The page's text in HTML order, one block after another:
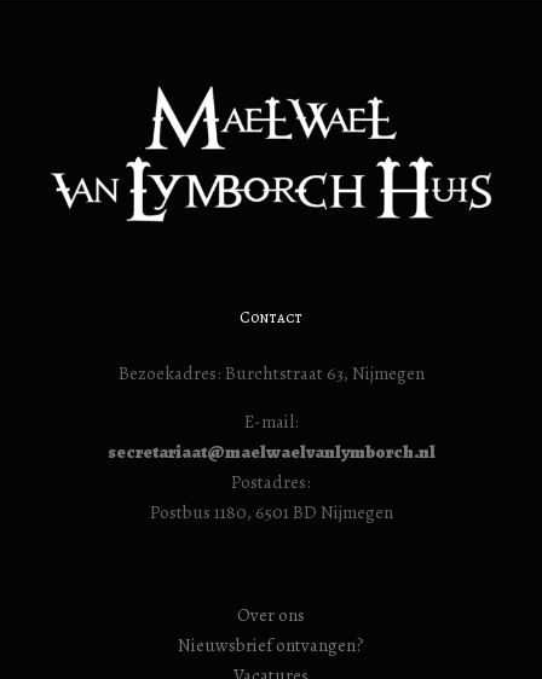
Contact
Bezoekadres: Burchtstraat 63, Nijmegen
E-mail:
secretariaat@maelwaelvanlymborch.nl
Postadres:
Postbus 1180, 6501 BD Nijmegen
Over ons
Nieuwsbrief ontvangen?